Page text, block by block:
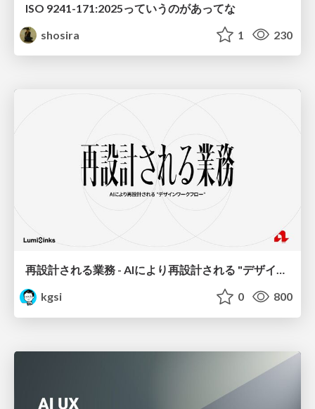
ISO 9241-171:2025っていうのがあってな
shosira
1 230
再設計される業務 - AIにより再設計される "デザインワークフロー" / AI Ops Lab #2 Redesigned orkflows
kgsi
0 800